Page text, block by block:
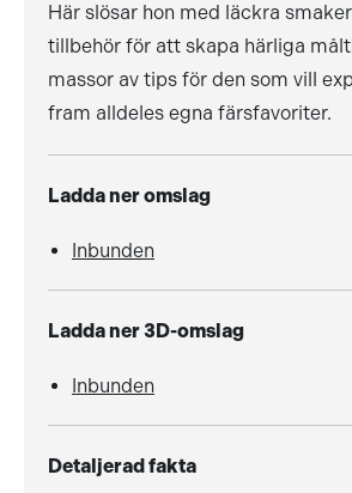
Här slösar hon med läckra
tillbehör för att skapa härliga
massor av tips för den som vill
fram alldeles egna färsfavoriter.
Ladda ner omslag
Inbunden
Ladda ner 3D-omslag
Inbunden
Detaljerad fakta